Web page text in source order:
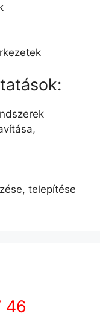
telepítése
46